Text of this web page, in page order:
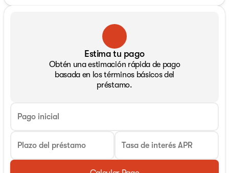
Estima tu pago
Obtén una estimación rápida de pago
basada en los términos básicos del
préstamo.
Pago inicial
Plazo del préstamo Tasa de interés APR